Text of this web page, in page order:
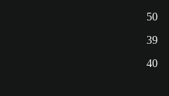
50
39
40